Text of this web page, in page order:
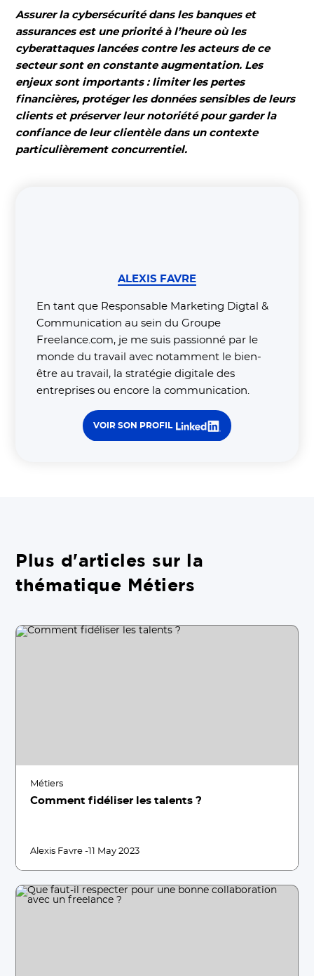
Assurer la cybersécurité dans les banques et
assurances est une priorité à l’heure où les
cyberattaques lancées contre les acteurs de ce
secteur sont en constante augmentation. Les
enjeux sont importants : limiter les pertes
financières, protéger les données sensibles de leurs
clients et préserver leur notoriété pour garder la
confiance de leur clientèle dans un contexte
particulièrement concurrentiel.
ALEXIS FAVRE
En tant que Responsable Marketing Digtal &
Communication au sein du Groupe
Freelance.com, je me suis passionné par le
monde du travail avec notamment le bien-
être au travail, la stratégie digitale des
entreprises ou encore la communication.
VOIR SON PROFIL
Plus d'articles sur la
thématique Métiers
Métiers
Comment fidéliser les talents ?
Alexis Favre - 11 May 2023